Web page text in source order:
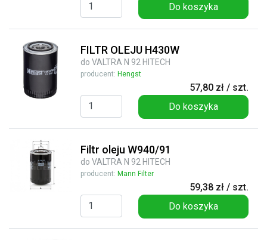
Do koszyka
FILTR OLEJU H430W
do VALTRA N 92 HITECH
producent: Hengst
57,80 zł / szt.
Do koszyka
Filtr oleju W940/91
do VALTRA N 92 HITECH
producent: Mann Filter
59,38 zł / szt.
Do koszyka